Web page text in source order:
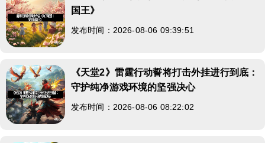
国王》
发布时间：2026-08-06 09:39:51
《天堂2》雷霆行动誓将打击外挂进行到底：
守护纯净游戏环境的坚强决心
发布时间：2026-08-06 08:22:02